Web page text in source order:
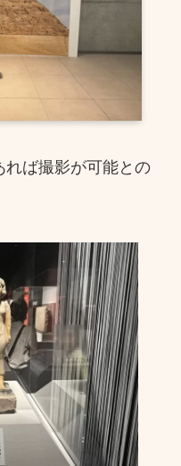
れば撮影が可能との